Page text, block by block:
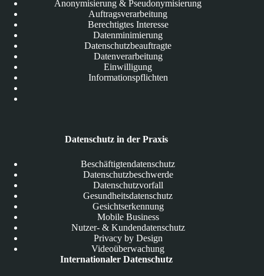
Anonymisierung & Pseudonymisierung
Auftragsverarbeitung
Berechtigtes Interesse
Datenminimierung
Datenschutzbeauftragte
Datenverarbeitung
Einwilligung
Informationspflichten
Datenschutz in der Praxis
Beschäftigtendatenschutz
Datenschutzbeschwerde
Datenschutzvorfall
Gesundheitsdatenschutz
Gesichtserkennung
Mobile Business
Nutzer- & Kundendatenschutz
Privacy by Design
Videoüberwachung
Internationaler Datenschutz